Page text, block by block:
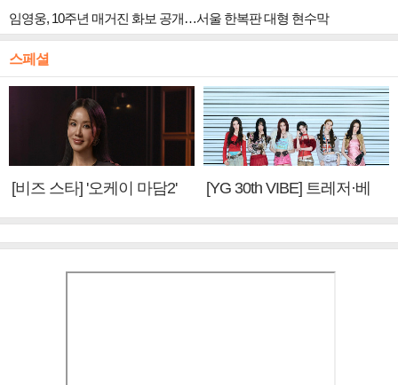
임영웅, 10주년 매거진 화보 공개…서울 한복판 대형 현수막
스페셜
[비즈 스타] '오케이 마담2'
[YG 30th VIBE] 트레저·베